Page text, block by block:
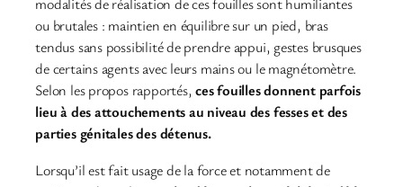
ou brutales : maintien en équilibre sur un pied, bras
tendus sans possibilité de prendre appui, gestes brusques
de certains agents avec leurs mains ou le magnétomètre.
Selon les propos rapportés,ces fouilles donnent parfois
lieu à des attouchements au niveau des fesses et des
parties génitales des détenus.
Lorsqu’il est fait usage de la force et notamment de